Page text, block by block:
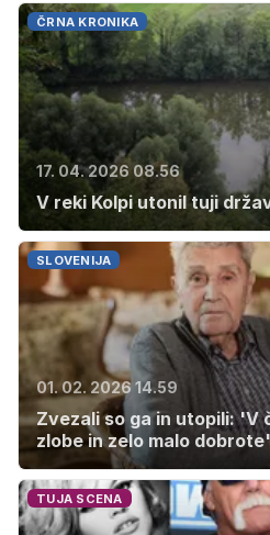
ČRNA KRONIKA
17. 04. 2026 08.56
V reki Kolpi utonil tuji
SLOVENIJA
01. 02. 2026 14.59
Zvezali so ga in utopili: 'V
zlobe in zelo malo dobrote'
TUJA SCENA